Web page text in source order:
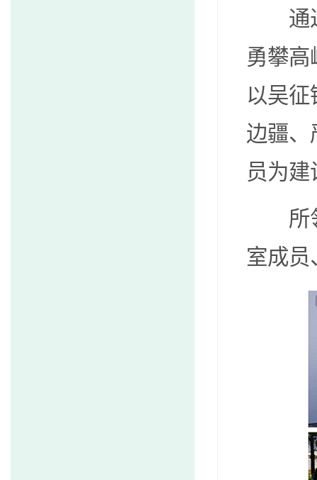
通
勇攀
以吴征
边疆、
员为
所
室成员